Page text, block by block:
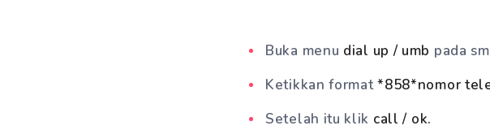
Buka menu dial up / umb pada
Ketikkan format*858*nomor
Setelah itu klik call / ok.